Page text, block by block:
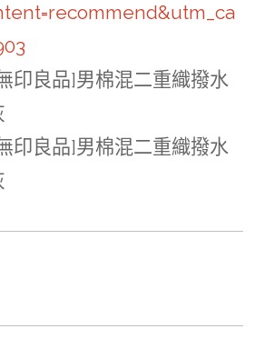
印良品]男棉混二重織撥水
印良品]男棉混二重織撥水